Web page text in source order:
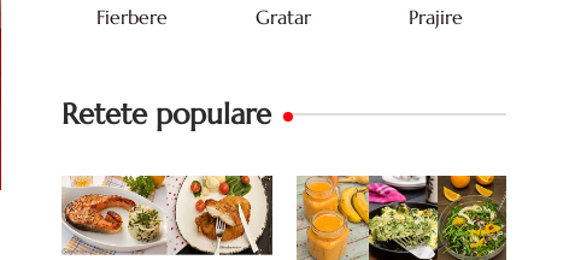
Fierbere Gratar Prajire
Retete populare